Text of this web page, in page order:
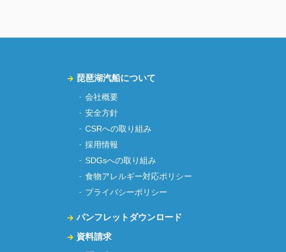
琵琶湖汽船について
会社概要
安全方針
CSRへの取り組み
採用情報
SDGsへの取り組み
食物アレルギー対応ポリシー
プライバシーポリシー
パンフレットダウンロード
資料請求